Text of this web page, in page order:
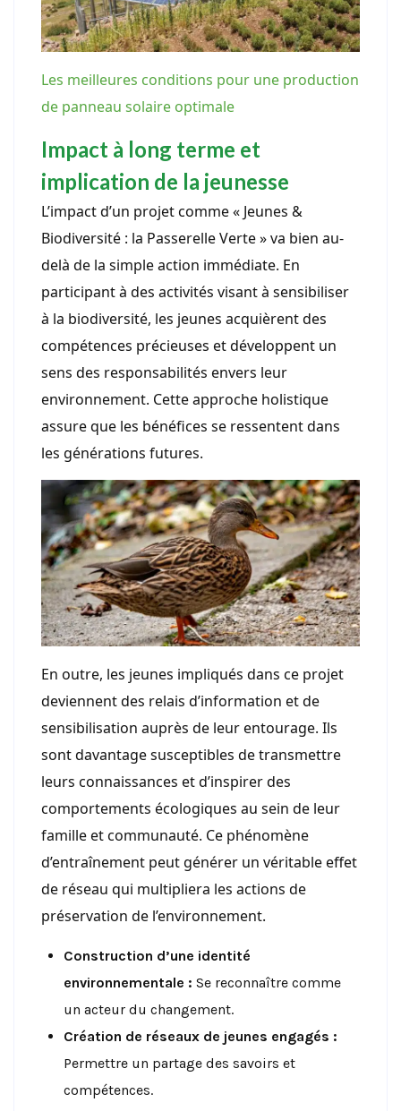
Les meilleures conditions pour une production
de panneau solaire optimale
Impact à long terme et
implication de la jeunesse
L’impact d’un projet comme « Jeunes &
Biodiversité : la Passerelle Verte » va bien au-
delà de la simple action immédiate. En
participant à des activités visant à sensibiliser
à la biodiversité, les jeunes acquièrent des
compétences précieuses et développent un
sens des responsabilités envers leur
environnement. Cette approche holistique
assure que les bénéfices se ressentent dans
les générations futures.
En outre, les jeunes impliqués dans ce projet
deviennent des relais d’information et de
sensibilisation auprès de leur entourage. Ils
sont davantage susceptibles de transmettre
leurs connaissances et d’inspirer des
comportements écologiques au sein de leur
famille et communauté. Ce phénomène
d’entraînement peut générer un véritable effet
de réseau qui multipliera les actions de
préservation de l’environnement.
Construction d’une identité
environnementale : Se reconnaître comme
un acteur du changement.
Création de réseaux de jeunes engagés :
Permettre un partage des savoirs et
compétences.